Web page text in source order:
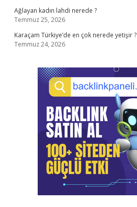
Ağlayan kadın lahdi nerede ?
Temmuz 25, 2026
Karaçam Türkiye’de en çok nerede yetişir ?
Temmuz 24, 2026